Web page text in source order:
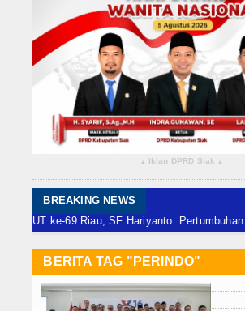
Bengkalis
Meranti
Indragiri Hulu
Kuansing
Siak
Nasional
Internasional
▴ Iklan DPRD Siak ▴
BREAKING NEWS
SF Hariyanto: Pertumbuhan Ekonomi Harus
BERITA TAG "PERINDO"